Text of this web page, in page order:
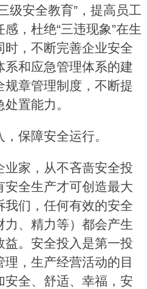
级安全教育”，提高员工
，杜绝“三违现象”在生
时，不断完善企业安全
和应急管理体系的建
章管理制度，不断提
置能力。
保障安全运行。
业家，从不吝啬安全投
安全生产才可创造最大
我们，任何有效的安全
、精力等）都会产生
益。安全投入是第一投
理，生产经营活动的目
安全、舒适、幸福，安